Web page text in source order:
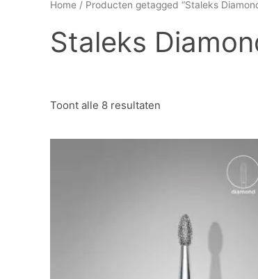
Home / Producten getagged “Staleks
Staleks
Toont alle 8 resultaten